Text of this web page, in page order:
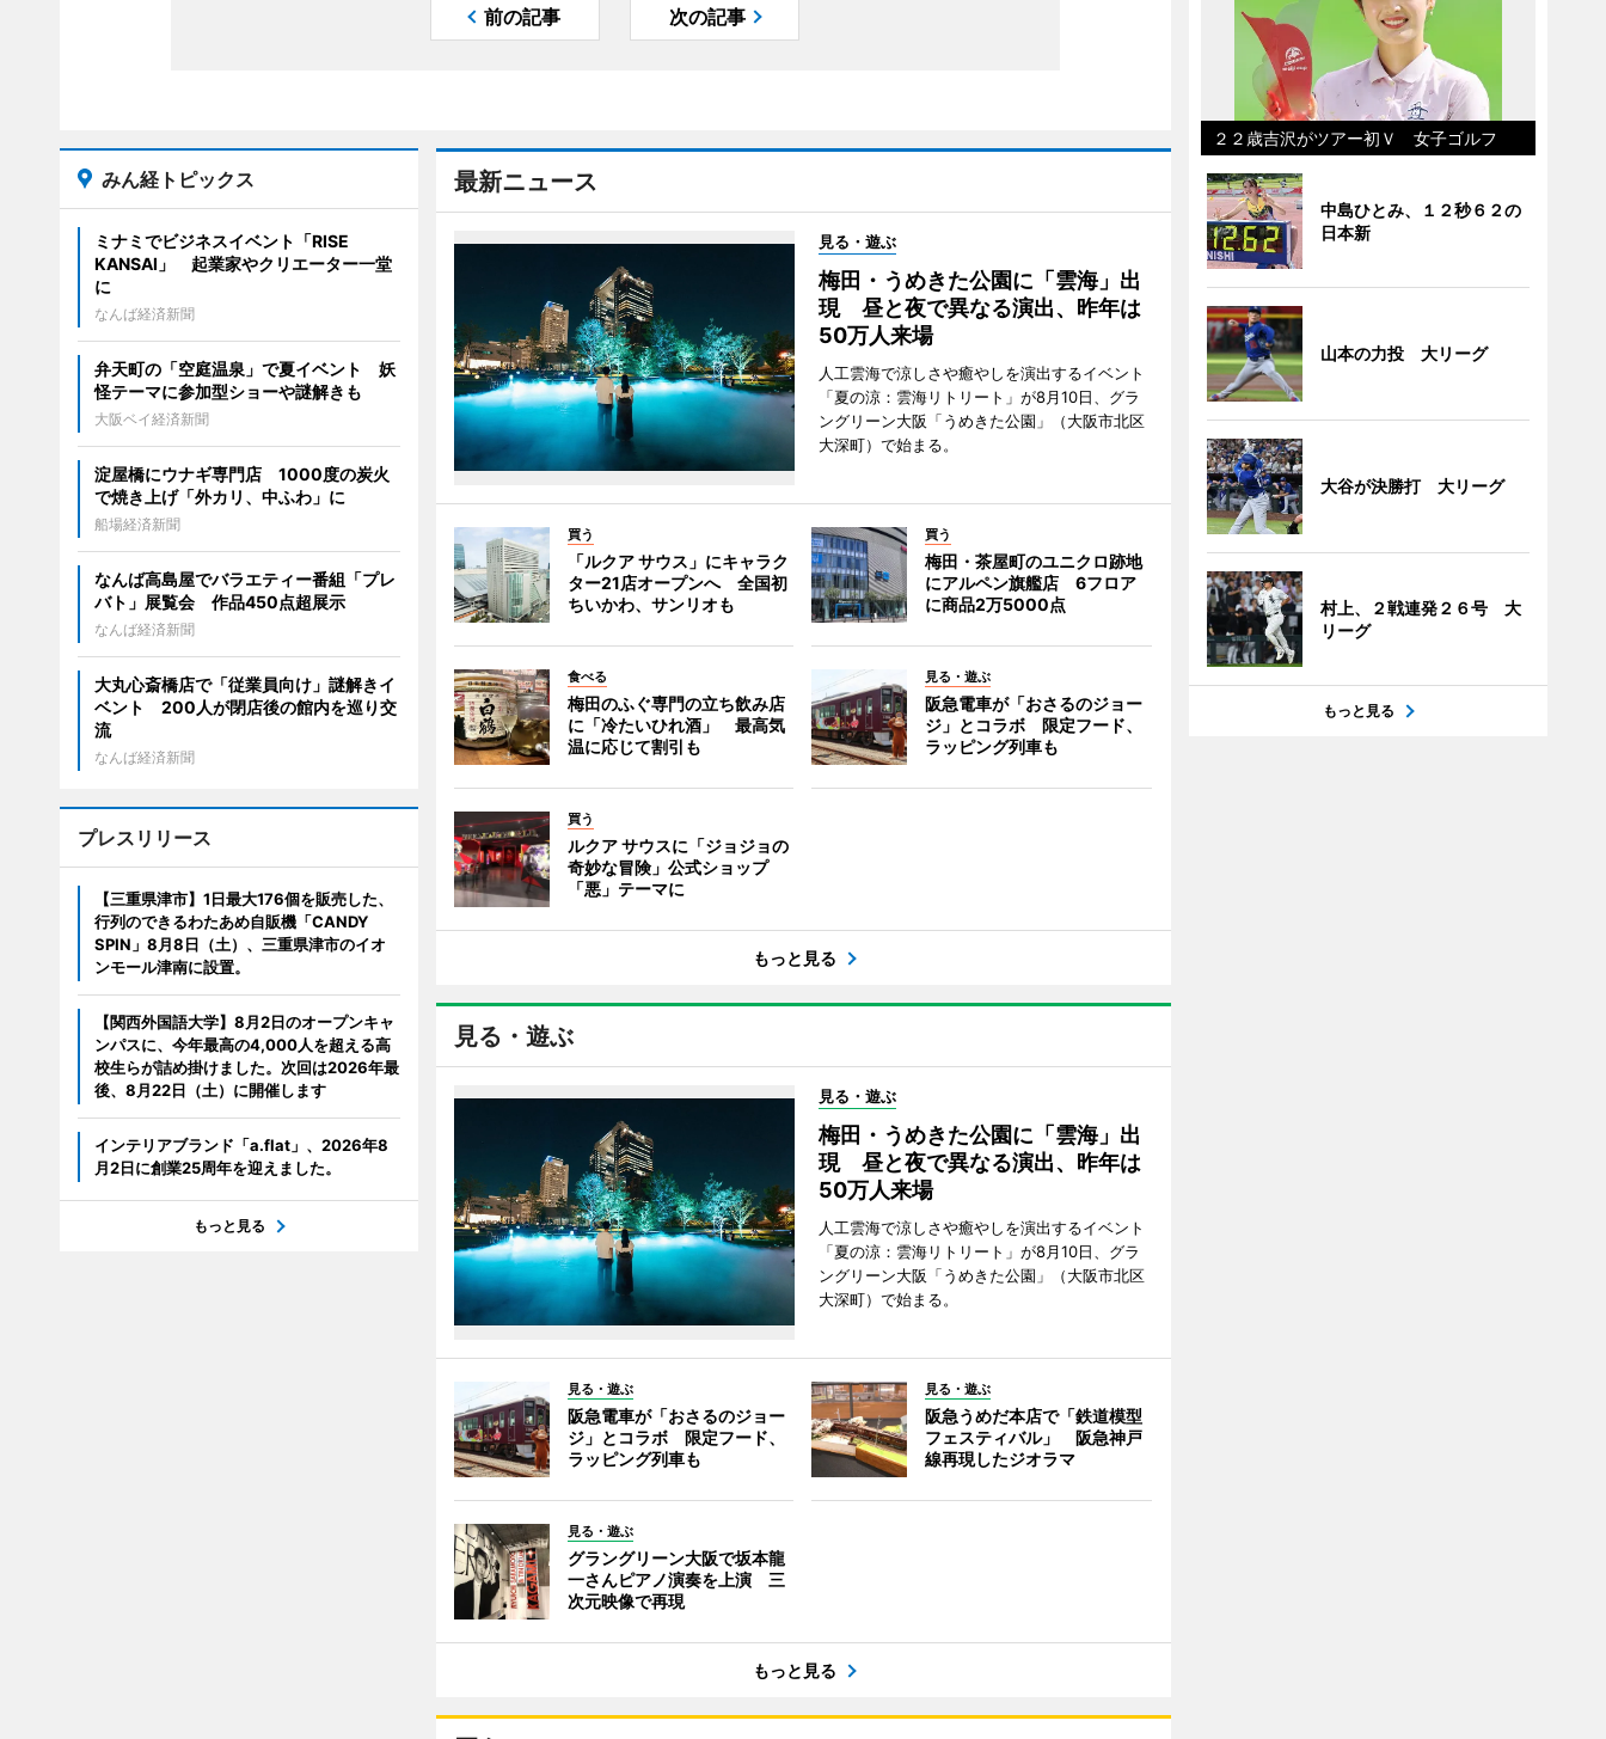
前の記事 次の記事
最新ニュース
見る・遊ぶ
梅田・うめきた公園に「雲海」出
現 昼と夜で異なる演出、昨年は
50万人来場
人工雲海で涼しさや癒やしを演出するイベント
「夏の涼：雲海リトリート」が8月10日、グラ
ングリーン大阪「うめきた公園」（大阪市北区
大深町）で始まる。
買う
「ルクア サウス」にキャラク
ター21店オープンへ 全国初
ちいかわ、サンリオも
買う
梅田・茶屋町のユニクロ跡地
にアルペン旗艦店 6フロア
に商品2万5000点
食べる
梅田のふぐ専門の立ち飲み店
に「冷たいひれ酒」 最高気
温に応じて割引も
見る・遊ぶ
阪急電車が「おさるのジョー
ジ」とコラボ 限定フード、
ラッピング列車も
買う
ルクア サウスに「ジョジョの
奇妙な冒険」公式ショップ
「悪」テーマに
もっと見る
見る・遊ぶ
見る・遊ぶ
梅田・うめきた公園に「雲海」出
現 昼と夜で異なる演出、昨年は
50万人来場
人工雲海で涼しさや癒やしを演出するイベント
「夏の涼：雲海リトリート」が8月10日、グラ
ングリーン大阪「うめきた公園」（大阪市北区
大深町）で始まる。
見る・遊ぶ
阪急電車が「おさるのジョー
ジ」とコラボ 限定フード、
ラッピング列車も
見る・遊ぶ
阪急うめだ本店で「鉄道模型
フェスティバル」 阪急神戸
線再現したジオラマ
見る・遊ぶ
グラングリーン大阪で坂本龍
一さんピアノ演奏を上演 三
次元映像で再現
もっと見る
みん経トピックス
ミナミでビジネスイベント「RISE
KANSAI」 起業家やクリエーター一堂
に
なんば経済新聞
弁天町の「空庭温泉」で夏イベント 妖
怪テーマに参加型ショーや謎解きも
大阪ベイ経済新聞
淀屋橋にウナギ専門店 1000度の炭火
で焼き上げ「外カリ、中ふわ」に
船場経済新聞
なんば高島屋でバラエティー番組「プレ
バト」展覧会 作品450点超展示
なんば経済新聞
大丸心斎橋店で「従業員向け」謎解きイ
ベント 200人が閉店後の館内を巡り交
流
なんば経済新聞
プレスリリース
【三重県津市】1日最大176個を販売した、
行列のできるわたあめ自販機「CANDY
SPIN」8月8日（土）、三重県津市のイオ
ンモール津南に設置。
【関西外国語大学】8月2日のオープンキャ
ンパスに、今年最高の4,000人を超える高
校生らが詰め掛けました。次回は2026年最
後、8月22日（土）に開催します
インテリアブランド「a.flat」、2026年8
月2日に創業25周年を迎えました。
もっと見る
２２歳吉沢がツアー初Ｖ 女子ゴルフ
中島ひとみ、１２秒６２の
日本新
山本の力投 大リーグ
大谷が決勝打 大リーグ
村上、２戦連発２６号 大
リーグ
もっと見る